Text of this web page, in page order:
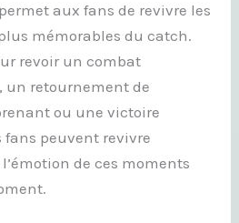
aux fans de revivre les
mémorables du catch.
revoir un combat
un retournement de
ou une victoire
fans peuvent revivre
de ces moments